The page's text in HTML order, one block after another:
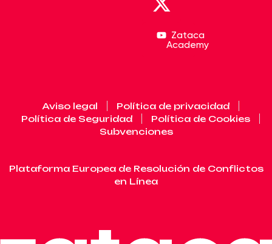
Zataca
Academy
Aviso legal
Política de privacidad
Política de Seguridad
Política de Cookies
Subvenciones
Plataforma Europea de Resolución de Conflictos
en Línea